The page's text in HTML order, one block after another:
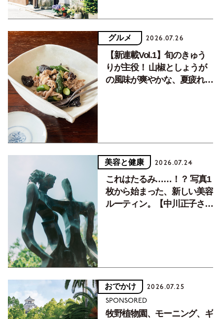
グルメ 2026.07.26
【新連載Vol.1】旬のきゅう
りが主役！ 山椒としょうが
の風味が爽やかな、夏疲れを
美容と健康 2026.07.24
これはたるみ……！？ 写真1
枚から始まった、新しい美容
ルーティン。【中川正子さん
おでかけ 2026.07.25
SPONSORED
牧野植物園、モーニング、ギ